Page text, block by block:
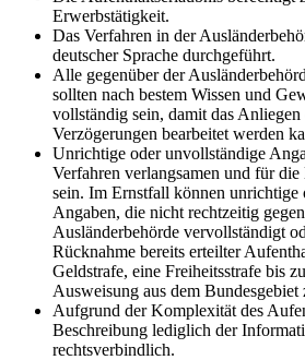
Erwerbstätigkeit.
Das Verfahren in der
deutscher Sprache durchgeführt.
Alle gegenüber der
sollten nach bestem Wissen und
vollständig sein, damit das Anliegen
Verzögerungen bearbeitet werden
Unrichtige oder unvollständige
Verfahren verlangsamen und für
sein. Im Ernstfall können unrichtige
Angaben, die nicht rechtzeitig
Ausländerbehörde vervollständigt
Rücknahme bereits erteilter
Geldstrafe, eine Freiheitsstrafe bis
Ausweisung aus dem Bundesgebiet
Aufgrund der Komplexität des
Beschreibung lediglich der
rechtsverbindlich.